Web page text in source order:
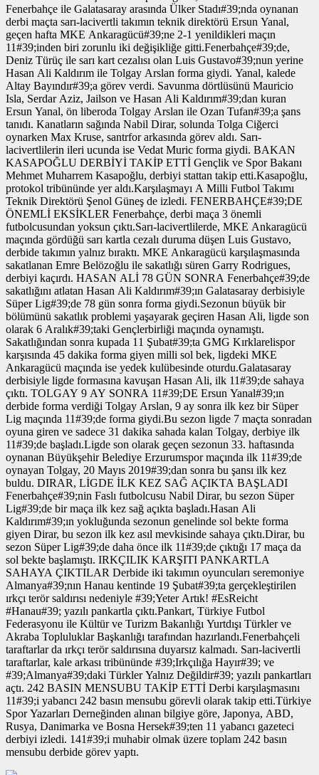
Fenerbahçe ile Galatasaray arasında Ülker Stadı#39;nda oynanan
derbi maçta sarı-lacivertli takımın teknik direktörü Ersun Yanal,
geçen hafta MKE Ankaragücü#39;ne 2-1 yenildikleri maçın
11#39;inden biri zorunlu iki değişikliğe gitti.Fenerbahçe#39;de,
Deniz Türüç ile sarı kart cezalısı olan Luis Gustavo#39;nun yerine
Hasan Ali Kaldırım ile Tolgay Arslan forma giydi. Yanal, kalede
Altay Bayındır#39;a görev verdi. Savunma dörtlüsünü Mauricio
Isla, Serdar Aziz, Jailson ve Hasan Ali Kaldırım#39;dan kuran
Ersun Yanal, ön liberoda Tolgay Arslan ile Ozan Tufan#39;a şans
tanıdı. Kanatların sağında Nabil Dirar, solunda Tolga Ciğerci
oynarken Max Kruse, santrfor arkasında görev aldı. Sarı-
lacivertlilerin ileri ucunda ise Vedat Muric forma giydi. BAKAN
KASAPOĞLU DERBİYİ TAKİP ETTİ Gençlik ve Spor Bakanı
Mehmet Muharrem Kasapoğlu, derbiyi stattan takip etti.Kasapoğlu,
protokol tribününde yer aldı.Karşılaşmayı A Milli Futbol Takımı
Teknik Direktörü Şenol Güneş de izledi. FENERBAHÇE#39;DE
ÖNEMLİ EKSİKLER Fenerbahçe, derbi maça 3 önemli
futbolcusundan yoksun çıktı.Sarı-lacivertlilerde, MKE Ankaragücü
maçında gördüğü sarı kartla cezalı duruma düşen Luis Gustavo,
derbide takımın yalnız bıraktı. MKE Ankaragücü karşılaşmasında
sakatlanan Emre Belözoğlu ile sakatlığı süren Garry Rodrigues,
derbiyi kaçırdı. HASAN ALİ 78 GÜN SONRA Fenerbahçe#39;de
sakatlığını atlatan Hasan Ali Kaldırım#39;ın Galatasaray derbisiyle
Süper Lig#39;de 78 gün sonra forma giydi.Sezonun büyük bir
bölümünü sakatlık problemi yaşayarak geçiren Hasan Ali, ligde son
olarak 6 Aralık#39;taki Gençlerbirliği maçında oynamıştı.
Sakatlığından sonra kupada 11 Şubat#39;ta GMG Kırklarelispor
karşısında 45 dakika forma giyen milli sol bek, ligdeki MKE
Ankaragücü maçında ise yedek kulübesinde oturdu.Galatasaray
derbisiyle ligde formasına kavuşan Hasan Ali, ilk 11#39;de sahaya
çıktı. TOLGAY 9 AY SONRA 11#39;DE Ersun Yanal#39;ın
derbide forma verdiği Tolgay Arslan, 9 ay sonra ilk kez bir Süper
Lig maçında 11#39;de forma giydi.Bu sezon ligde 7 maçta sonradan
oyuna giren ve sadece 31 dakika sahada kalan Tolgay, derbiye ilk
11#39;de başladı.Ligde son olarak geçen sezonun 33. haftasında
oynanan Büyükşehir Belediye Erzurumspor maçında ilk 11#39;de
oynayan Tolgay, 20 Mayıs 2019#39;dan sonra bu şansı ilk kez
buldu. DIRAR, LİGDE İLK KEZ SAĞ AÇIKTA BAŞLADI
Fenerbahçe#39;nin Faslı futbolcusu Nabil Dirar, bu sezon Süper
Lig#39;de bir maça ilk kez sağ açıkta başladı.Hasan Ali
Kaldırım#39;ın yokluğunda sezonun genelinde sol bekte forma
giyen Dirar, bu sezon ilk kez asıl mevkisinde sahaya çıktı.Dirar, bu
sezon Süper Lig#39;de daha önce ilk 11#39;de çıktığı 17 maça da
sol bekte başlamıştı. IRKÇILIK KARŞITI PANKARTLA
SAHAYA ÇIKTILAR Derbide iki takımın oyuncuları seremoniye
Almanya#39;nın Hanau kentinde 19 Şubat#39;ta gerçekleştirilen
ırkçı terör saldırısı nedeniyle #39;Yeter Artık! #EsReicht
#Hanau#39; yazılı pankartla çıktı.Pankart, Türkiye Futbol
Federasyonu ile Kültür ve Turizm Bakanlığı Yurtdışı Türkler ve
Akraba Topluluklar Başkanlığı tarafından hazırlandı.Fenerbahçeli
taraftarlar da ırkçı terör saldırısına duyarsız kalmadı. Sarı-lacivertli
taraftarlar, kale arkası tribününde #39;Irkçılığa Hayır#39; ve
#39;Almanya#39;daki Türkler Yalnız Değildir#39; yazılı pankartları
açtı. 242 BASIN MENSUBU TAKİP ETTİ Derbi karşılaşmasını
11#39;i yabancı 242 basın mensubu görevli olarak takip etti.Türkiye
Spor Yazarları Derneğinden alınan bilgiye göre, Japonya, ABD,
Rusya, Danimarka ve Bosna Hersek#39;ten 11 yabancı gazeteci
derbiyi izledi. 141#39;i muhabir olmak üzere toplam 242 basın
mensubu derbide görev yaptı.